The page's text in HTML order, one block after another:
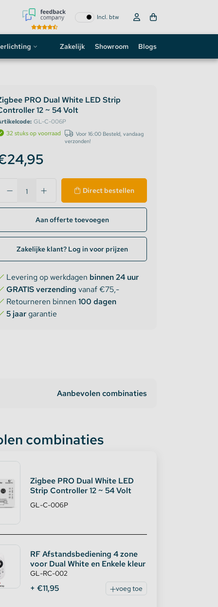
Incl. btw
neon sign
strip
Zakelijk Showroom Blogs
PRO Dual White LED Strip
12 ~ 54 Volt
GL-C-006P
32 stuks op voorraad
Voor 16:00 Besteld, vandaag
verzonden!
Direct bestellen
Aan offerte toevoegen
Zakelijke klant? Log in voor prijzen
Levering op werkdagen binnen 24 uur
GRATIS verzending vanaf €75,-
Retourneren binnen 100 dagen
5 jaargarantie
Aanbevolen combinaties
combinaties
Zigbee PRO Dual White LED
Strip Controller 12 ~ 54 Volt
GL-C-006P
RF Afstandsbediening 4 zone
voor Dual White en Enkele kleur
GL-RC-002
+ €11,95 voeg toe